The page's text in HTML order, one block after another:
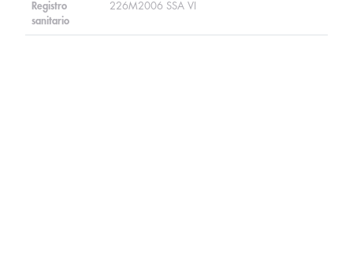
Registro
sanitario
226M2006 SSA VI